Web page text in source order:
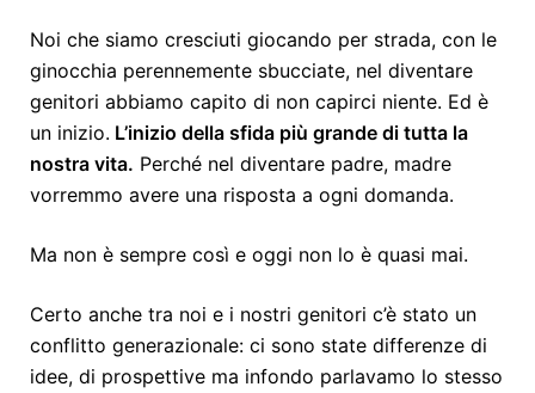
Noi che siamo cresciuti giocando per strada, con le
ginocchia perennemente sbucciate, nel diventare
genitori abbiamo capito di non capirci niente. Ed è
un inizio. L’inizio della sfida più grande di tutta la
nostra vita. Perché nel diventare padre, madre
vorremmo avere una risposta a ogni domanda.
Ma non è sempre così e oggi non lo è quasi mai.
Certo anche tra noi e i nostri genitori c’è stato un
conflitto generazionale: ci sono state differenze di
idee, di prospettive ma infondo parlavamo lo stesso